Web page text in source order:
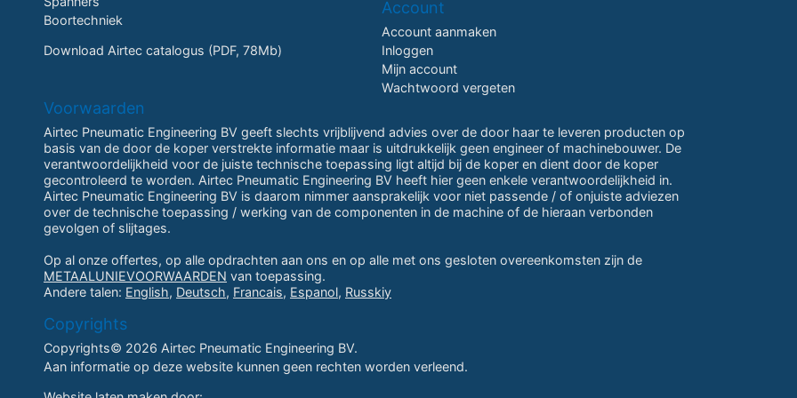
Boortechniek
Download Airtec catalogus (PDF, 78Mb)
Account
Account aanmaken
Inloggen
Mijn account
Wachtwoord vergeten
Voorwaarden
Airtec Pneumatic Engineering BV geeft slechts vrijblijvend advies over de door haar te leveren producten op
basis van de door de koper verstrekte informatie maar is uitdrukkelijk geen engineer of machinebouwer. De
verantwoordelijkheid voor de juiste technische toepassing ligt altijd bij de koper en dient door de koper
gecontroleerd te worden. Airtec Pneumatic Engineering BV heeft hier geen enkele verantwoordelijkheid in.
Airtec Pneumatic Engineering BV is daarom nimmer aansprakelijk voor niet passende / of onjuiste adviezen
over de technische toepassing / werking van de componenten in de machine of de hieraan verbonden
gevolgen of slijtages.
Op al onze offertes, op alle opdrachten aan ons en op alle met ons gesloten overeenkomsten zijn de
METAALUNIEVOORWAARDEN van toepassing.
Andere talen: English, Deutsch, Francais, Espanol, Russkiy
Copyrights
Copyrights© 2026 Airtec Pneumatic Engineering BV.
Aan informatie op deze website kunnen geen rechten worden verleend.